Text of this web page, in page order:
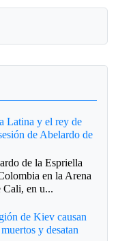
Latina y el rey de
de Abelardo de
de la Espriella
en la Arena
Cali, en u...
de Kiev causan
y desatan